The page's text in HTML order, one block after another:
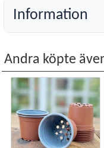
Med en vikt av 34
kraftigare och därmed
väga ca 17 gram/kvm
Storlek : 150 x 500 cm.
Antal: Två stycken.
Läs mer från
Välj rätt skyddsväv
Information
Andra köpte